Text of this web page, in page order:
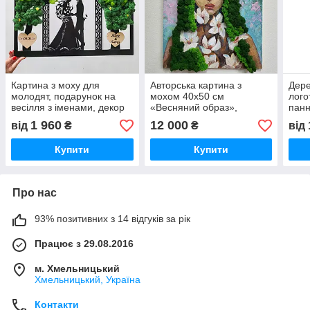
Картина з моху для
молодят, подарунок на
весілля з іменами, декор
пара закоханих
від 1 960 ₴
Купити
Авторська картина з
мохом 40х50 см
«Весняний образ»,
інтер'єрний декор ручної
роботи
12 000₴
Купити
від
Про нас
93% позитивних з 14 відгуків за рік
Працює з 29.08.2016
м. Хмельницький
Хмельницький, Україна
Контакти